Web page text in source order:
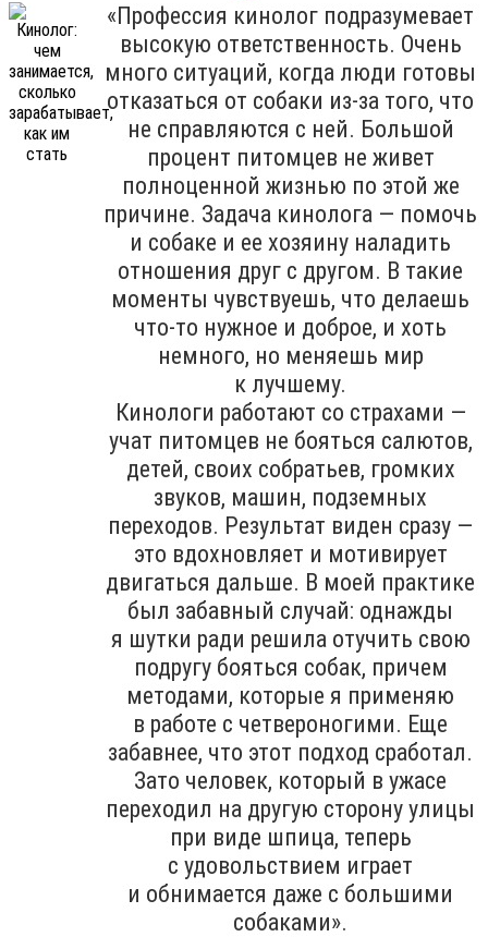
«Профессия кинолог подразумевает
высокую ответственность. Очень
много ситуаций, когда люди готовы
отказаться от собаки из-за того, что
не справляются с ней. Большой
процент питомцев не живет
полноценной жизнью по этой же
причине. Задача кинолога — помочь
и собаке и ее хозяину наладить
отношения друг с другом. В такие
моменты чувствуешь, что делаешь
что-то нужное и доброе, и хоть
немного, но меняешь мир
к лучшему.
Кинологи работают со страхами —
учат питомцев не бояться салютов,
детей, своих собратьев, громких
звуков, машин, подземных
переходов. Результат виден сразу —
это вдохновляет и мотивирует
двигаться дальше. В моей практике
был забавный случай: однажды
я шутки ради решила отучить свою
подругу бояться собак, причем
методами, которые я применяю
в работе с четвероногими. Еще
забавнее, что этот подход сработал.
Зато человек, который в ужасе
переходил на другую сторону улицы
при виде шпица, теперь
с удовольствием играет
и обнимается даже с большими
собаками».